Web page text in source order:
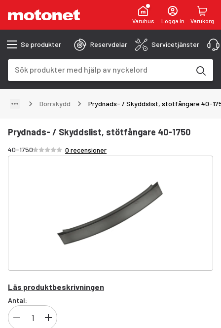
Varuhus Logga in Varukorg
Se produkter Reservdelar Servicetjänster
Dörrskydd Prydnads- / Skyddslist, stötfångare 40-
Prydnads- / Skyddslist, stötfångare 40-1750
40-1750Betyg /5 stjärnor
0 recensioner
Läs produktbeskrivningen
Antal: